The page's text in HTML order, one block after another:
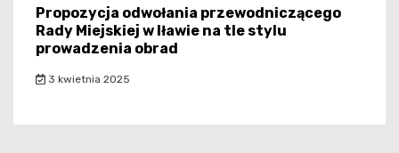
Propozycja odwołania przewodniczącego
Rady Miejskiej w Iławie na tle stylu
prowadzenia obrad
3 kwietnia 2025